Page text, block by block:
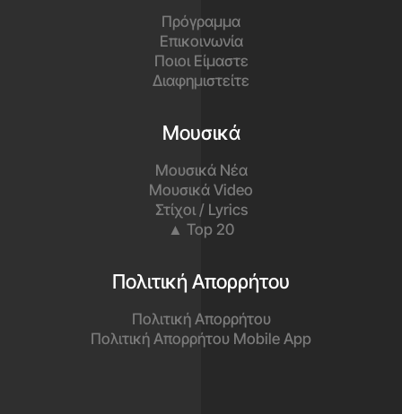
Πρόγραμμα
Επικοινωνία
Ποιοι Είμαστε
Διαφημιστείτε
Μουσικά
Μουσικά Νέα
Μουσικά Video
Στίχοι / Lyrics
▲ Top 20
Πολιτική Απορρήτου
Πολιτική Απορρήτου
Πολιτική Απορρήτου Mobile App